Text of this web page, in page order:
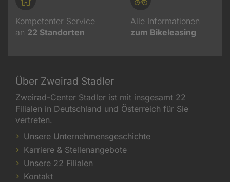
Kompetenter Service
an 22 Standorten
Alle Informationen
zum Bikeleasing
Über Zweirad Stadler
Zweirad-Center Stadler ist mit insgesamt 22
Filialen in Deutschland und Österreich für Sie
vertreten.
Unsere Unternehmensgeschichte
Karriere & Stellenangebote
Unsere 22 Filialen
Kontakt